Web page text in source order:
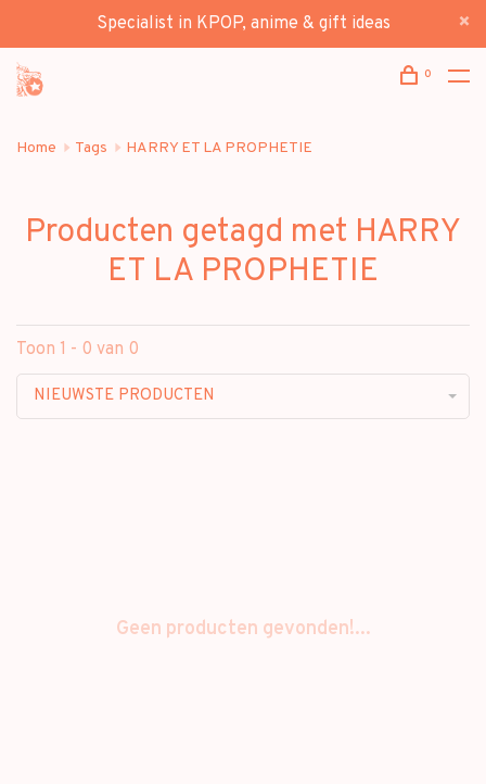
Specialist in KPOP, anime & gift ideas
0
Home Tags HARRY ET LA PROPHETIE
Producten getagd met HARRY
ET LA PROPHETIE
Toon 1 - 0 van 0
NIEUWSTE PRODUCTEN
Geen producten gevonden!...